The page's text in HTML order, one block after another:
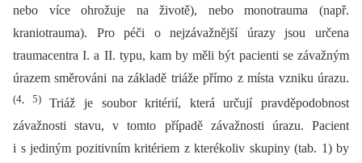
nebo více ohrožuje na životě), nebo monotrauma (např.
kraniotrauma). Pro péči o nejzávažnější úrazy jsou určena
traumacentra I. a II. typu, kam by měli být pacienti se závažným
úrazem směrováni na základě triáže přímo z místa vzniku úrazu.
(4, 5)Triáž je soubor kritérií, která určují pravděpodobnost
závažnosti stavu, v tomto případě závažnosti úrazu. Pacient
i s jediným pozitivním kritériem z kterékoliv skupiny (tab. 1) by